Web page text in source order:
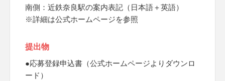
南側：近鉄奈良駅の案内表記（日本語＋英語）
※詳細は公式ホームページを参照
提出物
●応募登録申込書（公式ホームページよりダウンロ
ード）